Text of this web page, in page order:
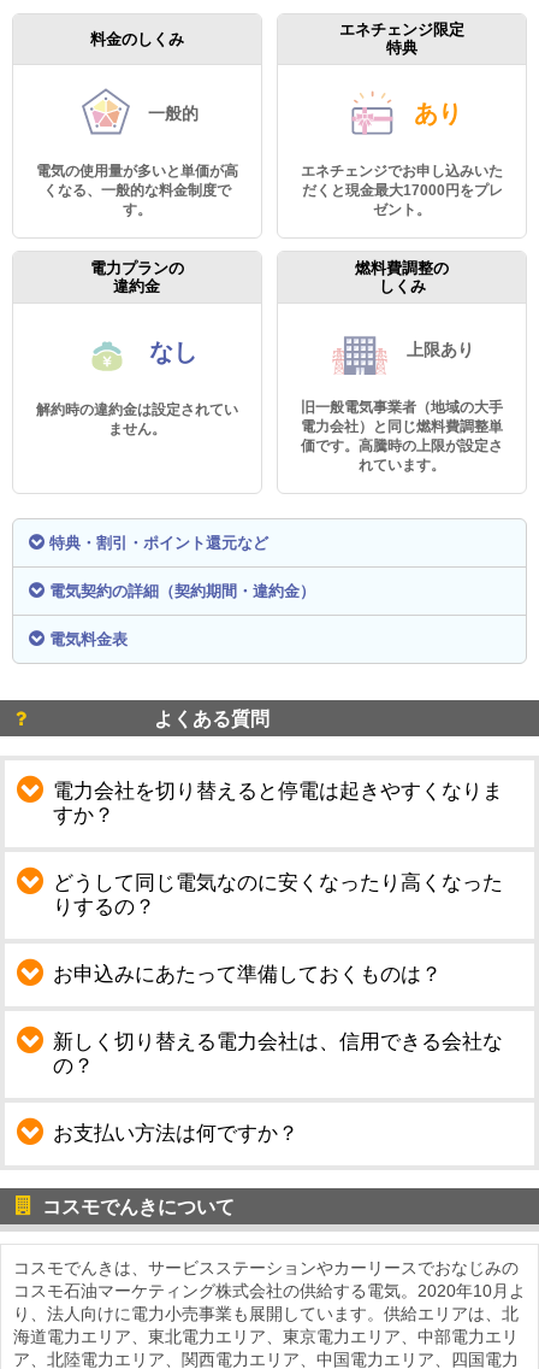
料金のしくみ
一般的
電気の使用量が多いと単価が高
くなる、一般的な料金制度で
す。
エネチェンジ限定
特典
あり
エネチェンジでお申し込みいた
だくと現金最大17000円をプレ
ゼント。
電力プランの
違約金
なし
解約時の違約金は設定されてい
ません。
燃料費調整の
しくみ
上限あり
旧一般電気事業者（地域の大手
電力会社）と同じ燃料費調整単
価です。高騰時の上限が設定さ
れています。
特典・割引・ポイント還元など
電気契約の詳細（契約期間・違約金）
電気料金表
よくある質問
電力会社を切り替えると停電は起きやすくなりま
すか？
どうして同じ電気なのに安くなったり高くなった
りするの？
お申込みにあたって準備しておくものは？
新しく切り替える電力会社は、信用できる会社な
の？
お支払い方法は何ですか？
コスモでんきについて
コスモでんきは、サービスステーションやカーリースでおなじみの
コスモ石油マーケティング株式会社の供給する電気。2020年10月よ
り、法人向けに電力小売事業も展開しています。供給エリアは、北
海道電力エリア、東北電力エリア、東京電力エリア、中部電力エリ
ア、北陸電力エリア、関西電力エリア、中国電力エリア、四国電力